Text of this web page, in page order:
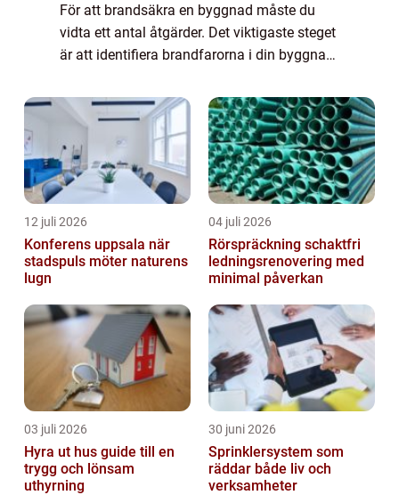
För att brandsäkra en byggnad måste du
vidta ett antal åtgärder. Det viktigaste steget
är att identifiera brandfarorna i din byggnad
måste också ha en evakueringsplan...
12 juli 2026
Konferens uppsala när
stadspuls möter naturens
lugn
04 juli 2026
Rörspräckning schaktfri
ledningsrenovering med
minimal påverkan
03 juli 2026
Hyra ut hus guide till en
trygg och lönsam
uthyrning
30 juni 2026
Sprinklersystem som
räddar både liv och
verksamheter